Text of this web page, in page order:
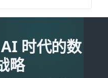
时代的数
略